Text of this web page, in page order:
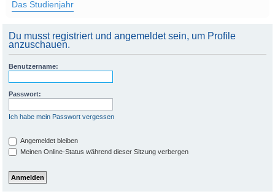
Das Studienjahr
Du musst registriert und angemeldet sein, um Profile
anzuschauen.
Benutzername:
Passwort:
Ich habe mein Passwort vergessen
Angemeldet bleiben
Meinen Online-Status während dieser Sitzung verbergen